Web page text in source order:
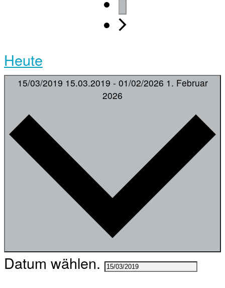
Heute
15/03/2019 15.03.2019 - 01/02/2026 1. Februar
2026
Datum wählen.